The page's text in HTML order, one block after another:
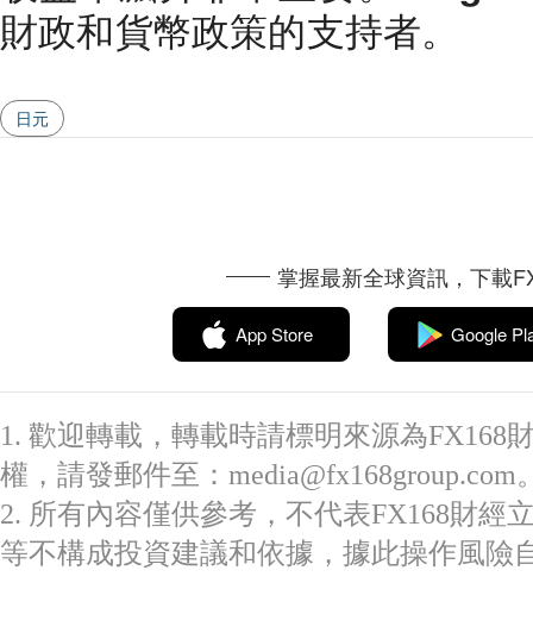
財政和貨幣政策的支持者。
日元
掌握最新全球資訊，下載
App Store Google
1. 歡迎轉載，轉載時請標明來源為FX168
權，請發郵件至：media@fx168group.com
2. 所有內容僅供參考，不代表FX168財經
等不構成投資建議和依據，據此操作風險